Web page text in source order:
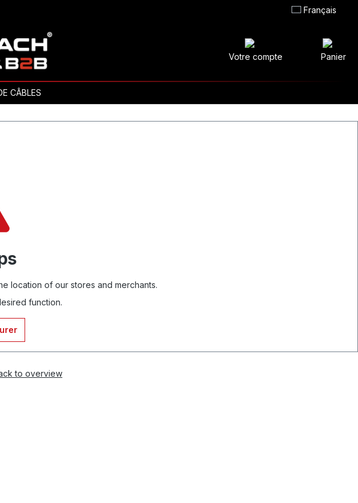
Français
Votre compte Panier
CÂBLES
location of our stores and merchants.
function.
to overview